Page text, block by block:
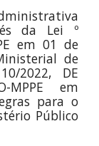
da Lei º
em 01 de
de
2022, DE
-MPPE em
para o
Público